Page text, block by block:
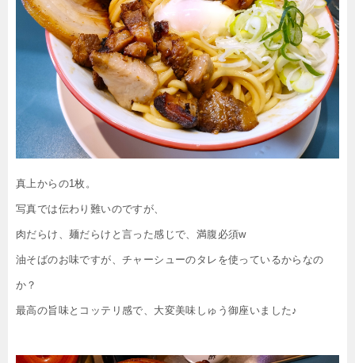
真上からの1枚。
写真では伝わり難いのですが、
肉だらけ、麺だらけと言った感じで、満腹必須w
油そばのお味ですが、チャーシューのタレを使っているからなの
か？
最高の旨味とコッテリ感で、大変美味しゅう御座いました♪